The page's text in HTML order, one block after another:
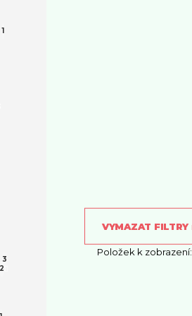
1
3
2
VYMAZAT FILTRY
Položek k zobrazení: